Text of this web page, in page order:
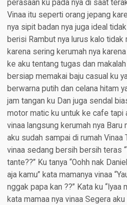
perasaan ku pada nya di saat
Vinaa itu seperti orang jepang
nya sipit badan nya juga ideal
berisi Rambut nya lurus kalo tidak
karena sering kerumah nya
ke aku tentang tugas dan
bersiap memakai baju casual ku
berwarna putih dan celana hitam
jam tangan ku Dan juga sendal
motor matic ku untuk ke cafe tapi
vinaa langsung kerumah nya Baru
aku sudah sampai di rumah Vinaa
vinaa sedang bersih bersih teras
tante??” Ku tanya “Oohh nak
aja kamu” kata mamanya vinaa
nggak papa kan ??” Kata ku “Iyaa
kata mamaa nya vinaa Segera